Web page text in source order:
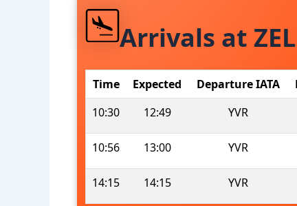
Arrivals at ZEL
Time Expected Departure IATA
10:30
12:49 YVR
10:56 13:00 YVR
14:15 14:15 YVR